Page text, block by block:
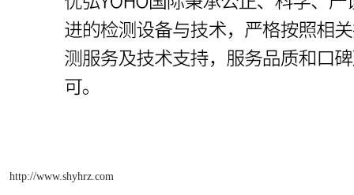
http://www.shyhrz.com